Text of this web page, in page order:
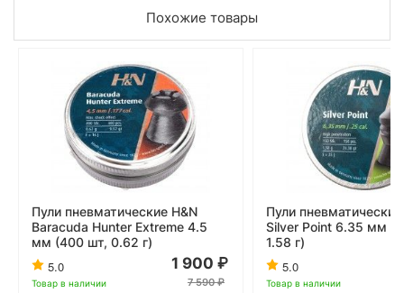
Похожие товары
Пули пневматические H&N
Baracuda Hunter Extreme 4.5
мм (400 шт, 0.62 г)
5.0
Товар в наличии
1 900
7 590
Пули пневматические
Silver Point 6.35 мм
1.58 г)
5.0
Товар в наличии